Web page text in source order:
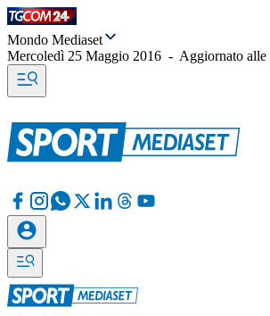
Mondo Mediaset
Mercoledì 25 Maggio 2016 - Aggiornato alle